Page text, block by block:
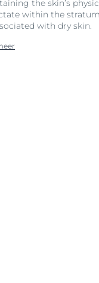
the skin’s
within the
with dry skin.